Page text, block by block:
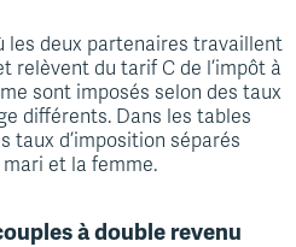
les deux partenaires travaillent
relèvent du tarif C de l’impôt à
sont imposés selon des taux
différents. Dans les tables
taux d’imposition séparés
et la femme.
à double revenu